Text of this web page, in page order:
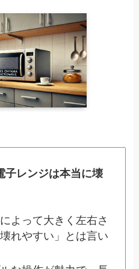
子レンジは本当に壊
よって大きく左右さ
れやすい」とは言い